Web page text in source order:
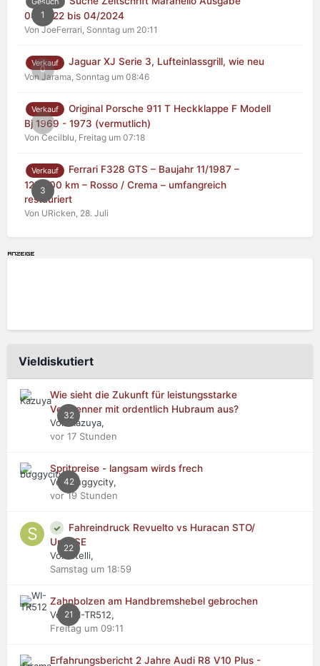
1
04/2022 bis 04/2024
Von JoeFerrari, Sonntag um 20:11
0
Verkauf Jaguar XJ Serie 3, Lufteinlassgrill, wie neu
Von Jarama, Sonntag um 08:46
0
Verkauf
Original Porsche 911 T Heckklappe F Modell
Bj 1969 - 1973 (vermutlich)
Von Cecilblu, Freitag um 07:18
3
Verkauf
Ferrari F328 GTS – Baujahr 11/1987 –
125.000 km – Rosso / Crema – umfangreich
restauriert
Von URicken, 28. Juli
Vieldiskutiert
32
Wie sieht die Zukunft für leistungsstarke
Verbrenner mit ordentlich Hubraum aus?
Von Kazuya,
vor 17 Stunden
42
Spritpreise - langsam wirds frech
Von buggycity,
vor 19 Stunden
22
Fahreindruck Revuelto vs Huracan STO/
Urus SE
Von stelli,
Samstag um 18:59
21
Zahnbolzen am Handbremshebel gebrochen
Von WI-TR512,
Freitag um 09:11
Erfahrungsbericht 2 Jahre Audi R8 V10 Plus -